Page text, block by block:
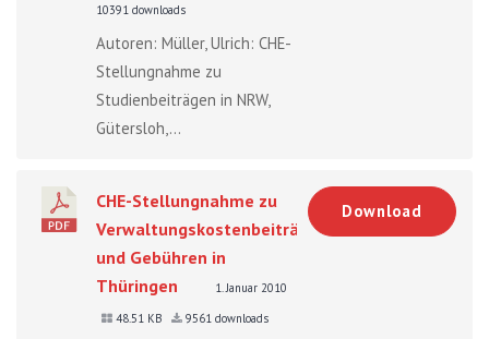
10391 downloads
Autoren: Müller, Ulrich: CHE-
Stellungnahme zu
Studienbeiträgen in NRW,
Gütersloh,...
CHE-Stellungnahme zu
Verwaltungskostenbeiträgen
und Gebühren in
Thüringen
1. Januar 2010
48.51 KB
9561 downloads
Download